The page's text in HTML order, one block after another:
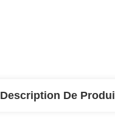
Description De